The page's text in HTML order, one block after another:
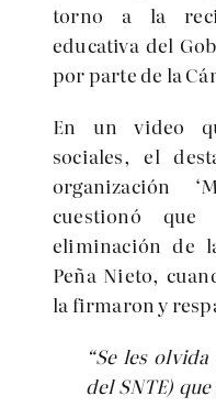
torno a la
educativa del
por parte de la
En un video
sociales, el
organización
cuestionó
eliminación de
Peña Nieto,
la firmaron y
“Se les
del SNTE)